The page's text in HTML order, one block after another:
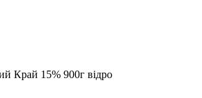
Край 15% 900г відро